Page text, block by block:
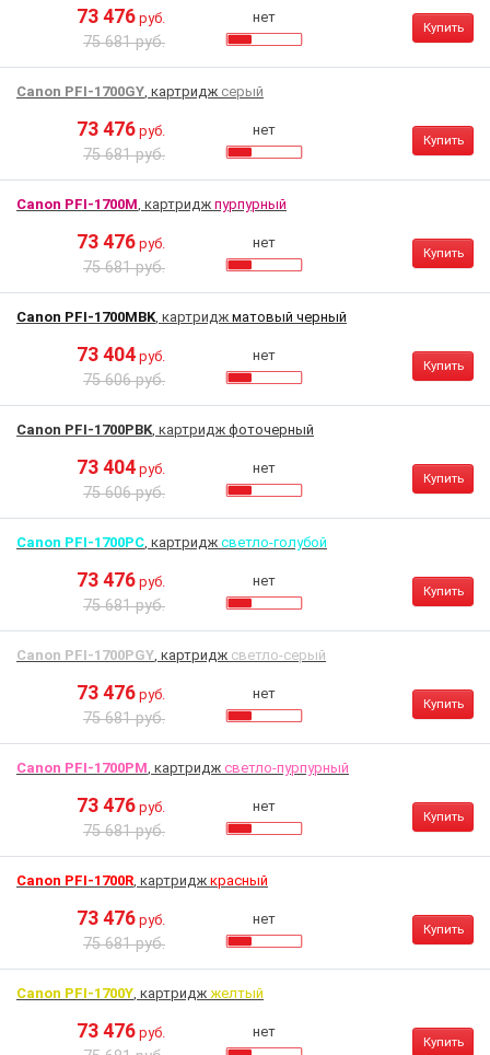
73 476 руб.
75 681 руб.
нет
Купить
Canon PFI-1700GY, картридж серый
73 476 руб.
75 681 руб.
нет
Купить
Canon PFI-1700M, картридж пурпурный
73 476 руб.
75 681 руб.
нет
Купить
Canon PFI-1700MBK, картридж матовый черный
73 404 руб.
75 606 руб.
нет
Купить
Canon PFI-1700PBK, картридж фоточерный
73 404 руб.
75 606 руб.
нет
Купить
Canon PFI-1700PC, картридж светло-голубой
73 476 руб.
75 681 руб.
нет
Купить
Canon PFI-1700PGY, картридж светло-серый
73 476 руб.
75 681 руб.
нет
Купить
Canon PFI-1700PM, картридж светло-пурпурный
73 476 руб.
75 681 руб.
нет
Купить
Canon PFI-1700R, картридж красный
73 476 руб.
75 681 руб.
нет
Купить
Canon PFI-1700Y, картридж желтый
73 476 руб. нет
Купить